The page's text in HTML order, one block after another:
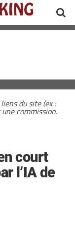
du site (ex :
commission.
court
l’IA de